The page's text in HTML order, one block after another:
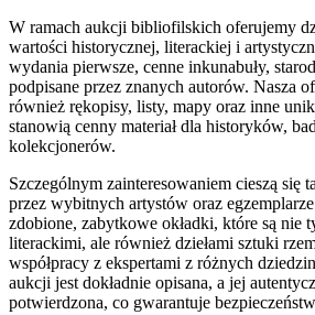
W ramach aukcji bibliofilskich oferujemy
wartości historycznej, literackiej i
wydania pierwsze, cenne inkunabuły,
podpisane przez znanych autorów. Nasza
również rękopisy, listy, mapy oraz inne
stanowią cenny materiał dla historyków,
kolekcjonerów.
Szczególnym zainteresowaniem cieszą się
przez wybitnych artystów oraz
zdobione, zabytkowe okładki, które są nie
literackimi, ale również dziełami sztuki
współpracy z ekspertami z różnych
aukcji jest dokładnie opisana, a jej
potwierdzona, co gwarantuje